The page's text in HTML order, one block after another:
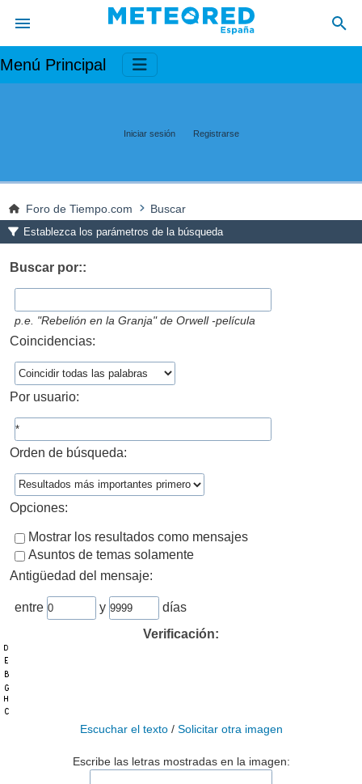
Menú Principal
Iniciar sesión Registrarse
Foro de Tiempo.com Buscar
Establezca los parámetros de la búsqueda
Buscar por::
p.e. "Rebelión en la Granja" de Orwell -película
Coincidencias:
Por usuario:
Orden de búsqueda:
Opciones:
Mostrar los resultados como mensajes
Asuntos de temas solamente
Antigüedad del mensaje:
entre y
días
Verificación:
Escuchar el texto/ Solicitar otra imagen
Escribe las letras mostradas en la imagen: